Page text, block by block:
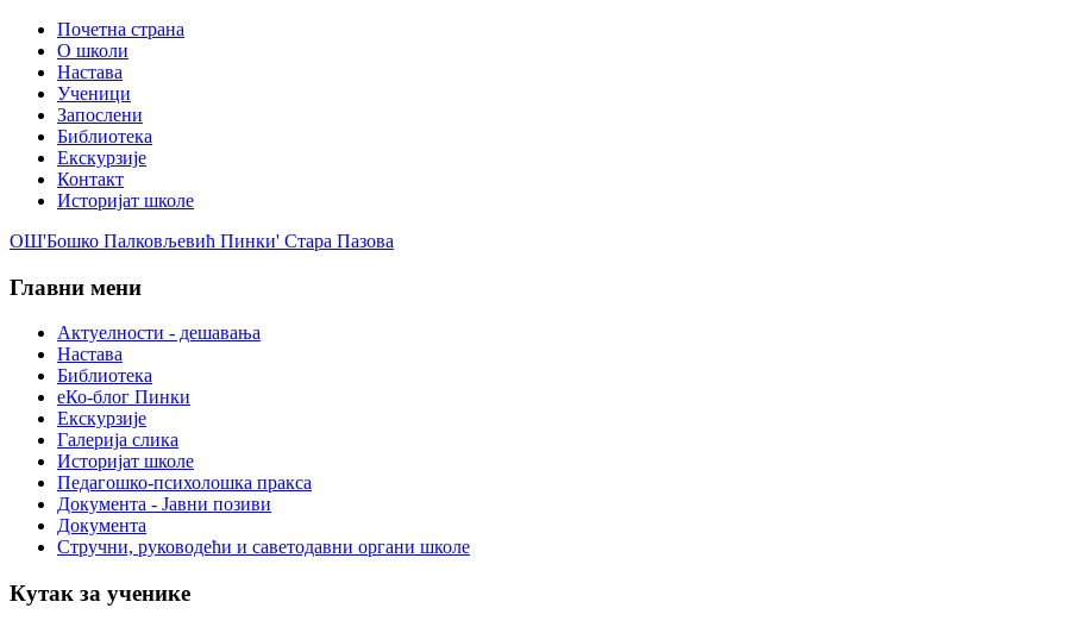
Почетна страна
О школи
Настава
Ученици
Запослени
Библиотека
Екскурзије
Контакт
Историјат школе
ОШ'Бошко Палковљевић Пинки' Стара Пазова
Главни мени
Актуелности - дешавања
Настава
Библиотека
еКо-блог Пинки
Екскурзије
Галерија слика
Историјат школе
Педагошко-психолошка пракса
Документа - Јавни позиви
Документа
Стручни, руководећи и саветодавни органи школе
Кутак за ученике